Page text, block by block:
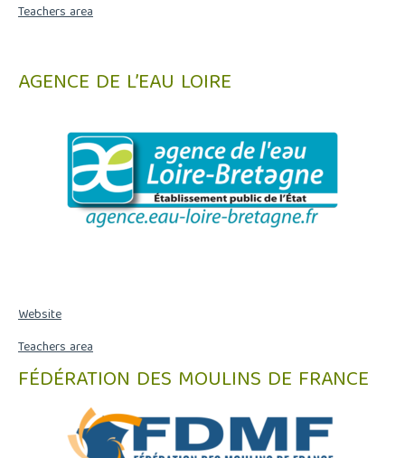
Teachers area
AGENCE DE L’EAU LOIRE
Website
Teachers area
FÉDÉRATION DES MOULINS DE FRANCE